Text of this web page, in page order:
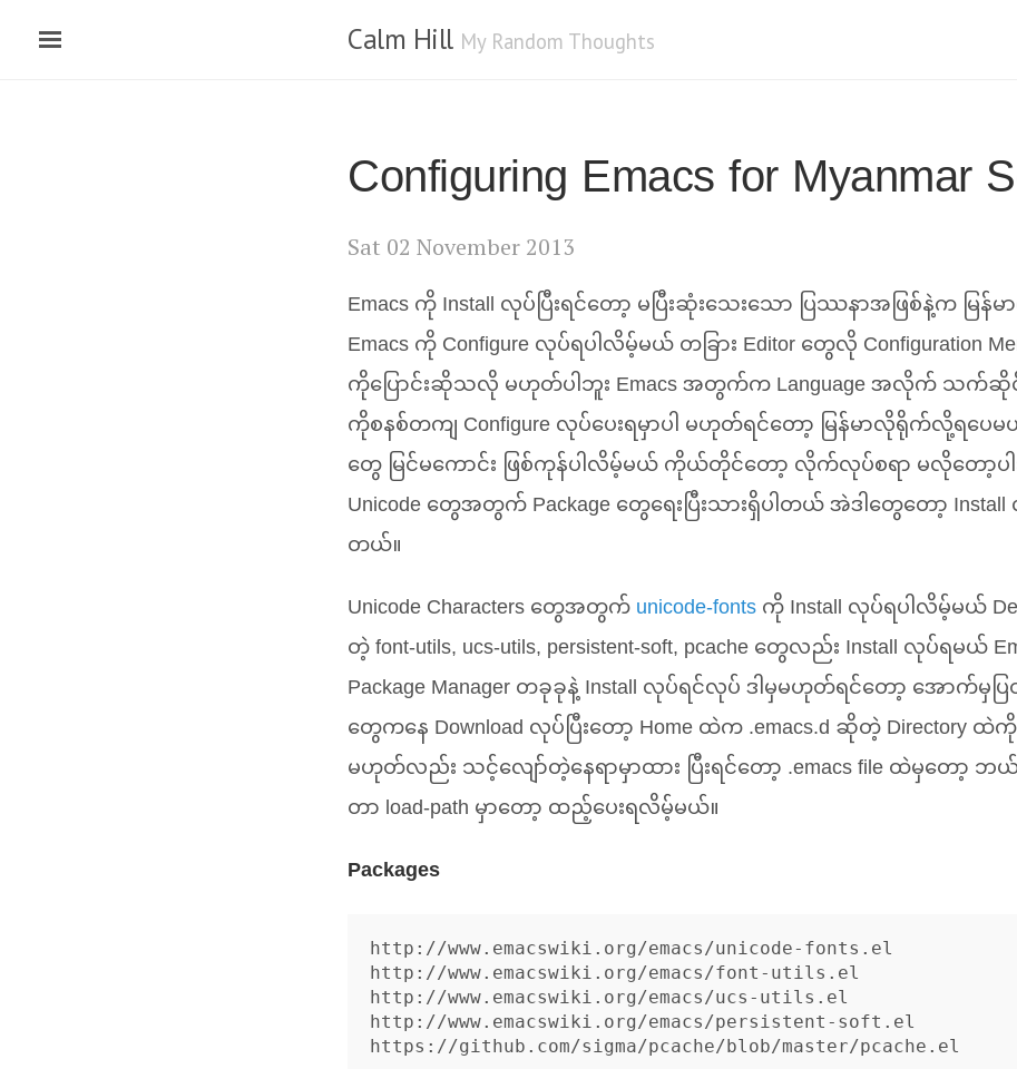
Calm Hill My Random Thoughts
Configuring Emacs for Myanmar
Sat 02 November 2013
Emacs ကို Install လုပ်ပြီးရင်တော့ မပြီးဆုံးသေးသော ပြဿနာအဖြစ်နဲ့က မြ
Emacs ကို Configure လုပ်ရပါလိမ့်မယ် တခြား Editor တွေလို Configuration
ကိုပြောင်းဆိုသလို မဟုတ်ပါဘူး Emacs အတွက်က Language အလိုက် သက်ဆိုင်
ကိုစနစ်တကျ Configure လုပ်ပေးရမှာပါ မဟုတ်ရင်တော့ မြန်မာလိုရိုက်လို့ရပေ
တွေ မြင်မကောင်း ဖြစ်ကုန်ပါလိမ့်မယ် ကိုယ်တိုင်တော့ လိုက်လုပ်စရာ မလိုတော့ပါဘူ
Unicode တွေအတွက် Package တွေရေးပြီးသားရှိပါတယ် အဲဒါတွေတော့
တယ်။
Unicode Characters တွေအတွက်unicode-fontsကို Install လုပ်ရပါလိမ့်မယ်
တဲ့ font-utils, ucs-utils, persistent-soft, pcache တွေလည်း Install လုပ်ရမယ်
Package Manager တခုခုနဲ့ Install လုပ်ရင်လုပ် ဒါမှမဟုတ်ရင်တော့ အောက်မှပ
တွေကနေ Download လုပ်ပြီးတော့ Home ထဲက .emacs.d ဆိုတဲ့ Directory
မဟုတ်လည်း သင့်လျော်တဲ့နေရာမှာထား ပြီးရင်တော့ .emacs file ထဲမှတော့
တာ load-path မှာတော့ ထည့်ပေးရလိမ့်မယ်။
Packages
http://www.emacswiki.org/emacs/unicode-fonts.el
http://www.emacswiki.org/emacs/font-utils.el
http://www.emacswiki.org/emacs/ucs-utils.el
http://www.emacswiki.org/emacs/persistent-soft.el